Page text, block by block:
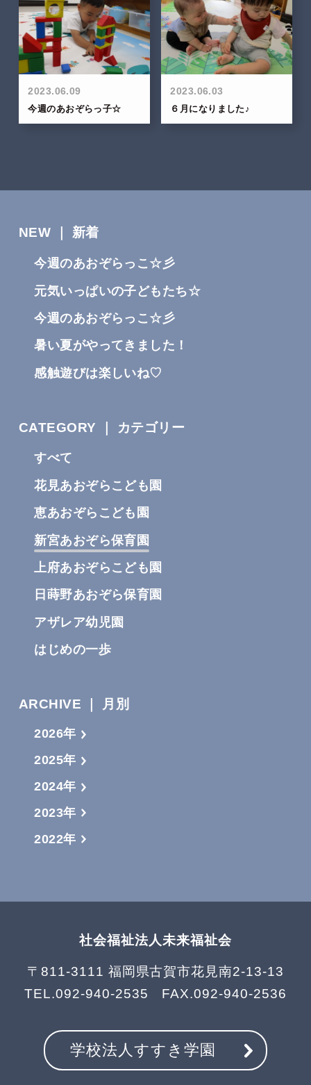
2023.06.09
今週のあおぞらっ子☆
2023.06.03
６月になりました♪
NEW ｜ 新着
今週のあおぞらっこ☆彡
元気いっぱいの子どもたち☆
今週のあおぞらっこ☆彡
暑い夏がやってきました！
感触遊びは楽しいね♡
CATEGORY ｜ カテゴリー
すべて
花見あおぞらこども園
恵あおぞらこども園
新宮あおぞら保育園
上府あおぞらこども園
日蒔野あおぞら保育園
アザレア幼児園
はじめの一歩
ARCHIVE ｜ 月別
2026年
2025年
2024年
2023年
2022年
社会福祉法人未来福祉会
〒811-3111 福岡県古賀市花見南2-13-13
TEL.092-940-2535 FAX.092-940-2536
学校法人すすき学園